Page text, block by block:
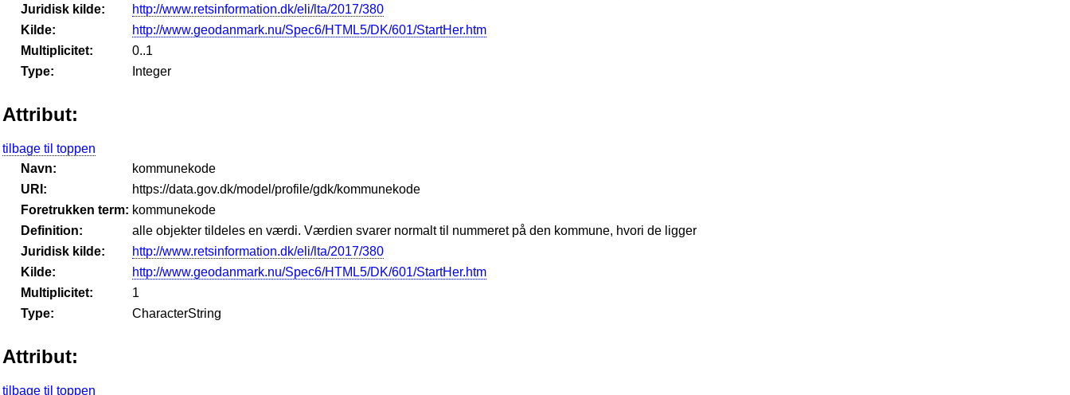
Juridisk kilde:
http://www.retsinformation.dk/eli/lta/2017/380
Kilde:
http://www.geodanmark.nu/Spec6/HTML5/DK/601/StartHer.htm
Multiplicitet:
0..1
Type:
Integer
Attribut:
tilbage til toppen
Navn:
kommunekode
URI:
https://data.gov.dk/model/profile/gdk/kommunekode
Foretrukken term: kommunekode
Definition:
alle objekter tildeles en værdi. Værdien svarer normalt til nummeret på den kommune, hvori de ligger
Juridisk kilde:
http://www.retsinformation.dk/eli/lta/2017/380
Kilde:
http://www.geodanmark.nu/Spec6/HTML5/DK/601/StartHer.htm
Multiplicitet:
1
Type:
CharacterString
Attribut:
tilbage til toppen